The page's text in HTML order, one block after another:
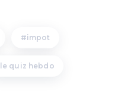
impot
le quiz hebdo